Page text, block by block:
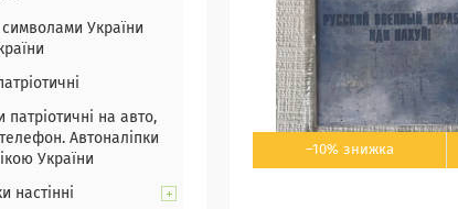
–10%
України
патріотичні на авто,
Автоналіпки
України
настінні